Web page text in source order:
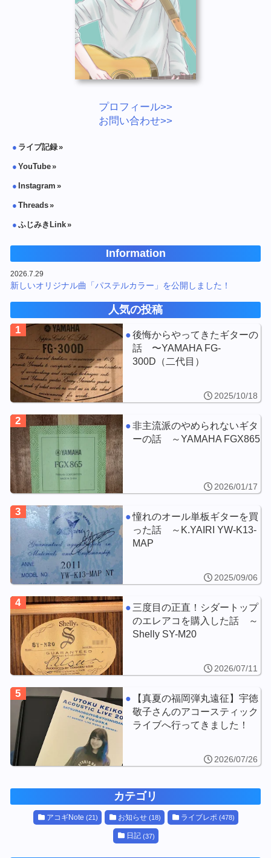
プロフィール>>
お問い合わせ>>
ライブ記録
YouTube
Instagram
Threads
ふじみきLink
Information
2026.7.29
新しいオリジナル曲「パステルカラー」を公開しました！
人気の投稿
1
後悔からやってきたギターの
話 〜YAMAHA FG-
300D（二代目）
2025/10/18
2
非主流派のやめられないギタ
ーの話 ～YAMAHA FGX865
2026/01/17
3
憧れのオール単板ギターを買
った話 ～K.YAIRI YW-K13-
MAP
2025/09/06
4
三度目の正直！シダートップ
のエレアコを購入した話 ～
Shelly SY-M20
2026/07/11
5
【真夏の福岡弾丸遠征】宇徳
敬子さんのアコースティック
ライブへ行ってきました！
2026/07/26
カテゴリ
アコギNote (21) お知らせ (18) ライブレポ (478)
日記 (37)